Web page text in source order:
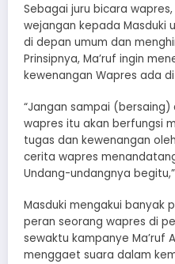
Sebagai juru bicara
wejangan kepada Masduki
di depan umum dan
Prinsipnya, Ma’ruf ingin
kewenangan Wapres ada
“Jangan sampai
wapres itu akan berfungsi
tugas dan kewenangan
cerita wapres
Undang-undangnya
Masduki mengakui banyak
peran seorang wapres di
sewaktu kampanye Ma’ruf
menggaet suara dalam